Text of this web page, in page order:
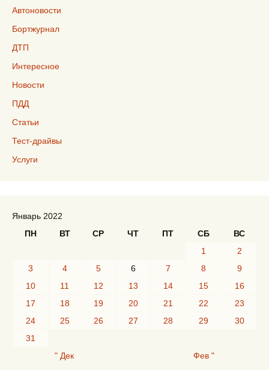
Автоновости
Бортжурнал
ДТП
Интересное
Новости
ПДД
Статьи
Тест-драйвы
Услуги
Январь 2022
ПН
ВТ СР ЧТ ПТ СБ ВС
" Дек Фев "
1
2
3
4 5 6 7 8
9
10
11 12 13 14 15
16
17
18 19 20 21 22
23
24
25 26 27 28 29
30
31